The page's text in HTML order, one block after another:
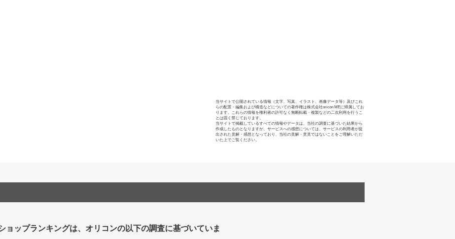
当サイトで公開されている情報（文字、写真、イラスト、画像データ等）及びこれ
らの配置・編集および構造などについての著作権は株式会社oricon MEに帰属してお
ります。これらの情報を権利者の許可なく無断転載・複製などの二次利用を行うこ
とは固く禁じております。
当サイトで掲載しているすべての情報やデータは、当社の調査に基づいた結果から
作成したものとなりますが、サービスへの感想については、サービスの利用者が提
出された見解・感想となっており、当社の見解・意見ではないことをご理解いただ
いた上でご覧ください。
ョップランキングは、オリコンの以下の調査に基づいていま